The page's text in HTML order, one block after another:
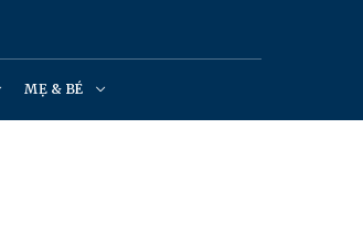
MẸ & BÉ